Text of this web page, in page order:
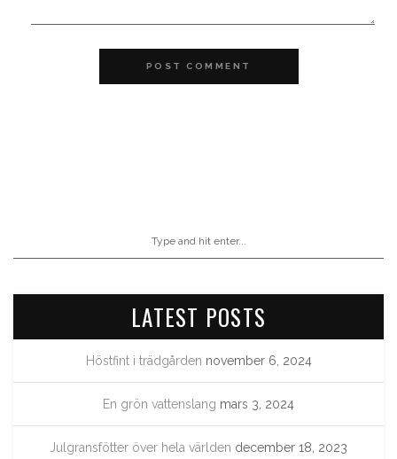
POST COMMENT
LATEST POSTS
Höstfint i trädgården november 6, 2024
En grön vattenslang mars 3, 2024
Julgransfötter över hela världen december 18, 2023